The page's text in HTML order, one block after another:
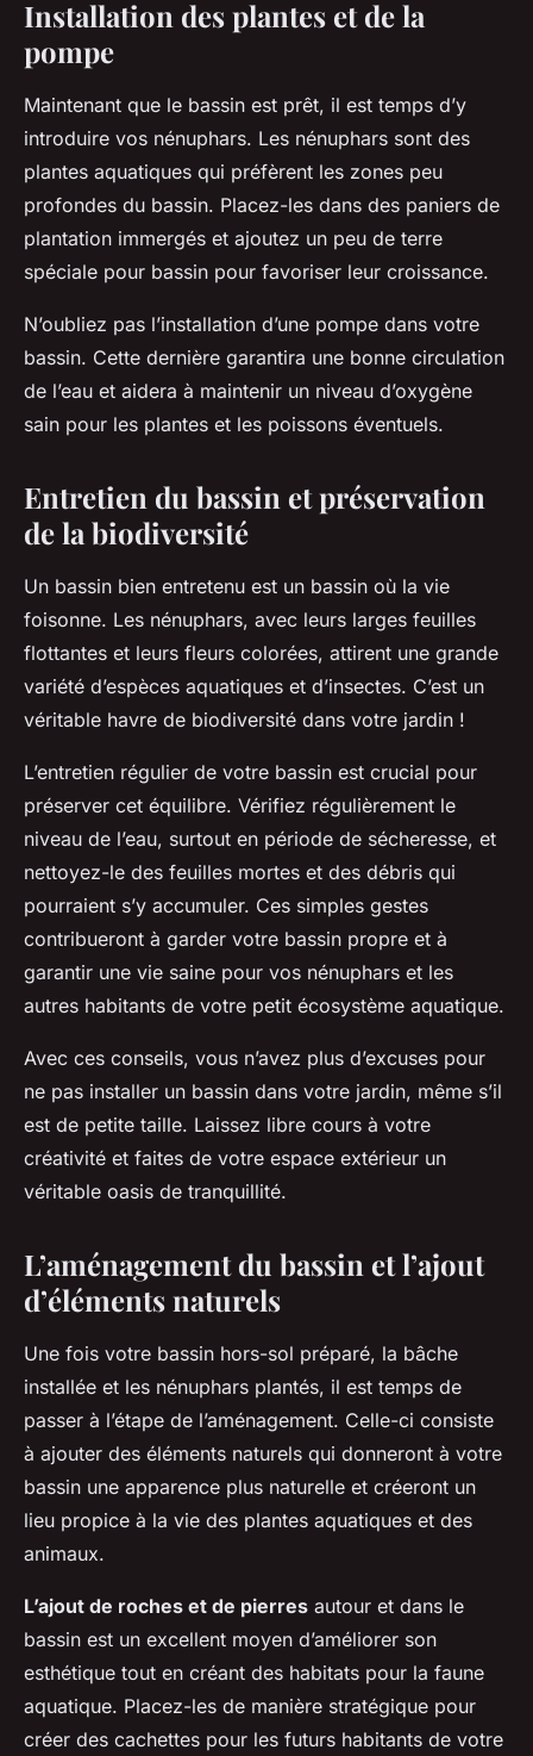
Installation des plantes et de la
pompe
Maintenant que le bassin est prêt, il est temps d’y
introduire vos nénuphars. Les nénuphars sont des
plantes aquatiques qui préfèrent les zones peu
profondes du bassin. Placez-les dans des paniers de
plantation immergés et ajoutez un peu de terre
spéciale pour bassin pour favoriser leur croissance.
N’oubliez pas l’installation d’une pompe dans votre
bassin. Cette dernière garantira une bonne circulation
de l’eau et aidera à maintenir un niveau d’oxygène
sain pour les plantes et les poissons éventuels.
Entretien du bassin et préservation
de la biodiversité
Un bassin bien entretenu est un bassin où la vie
foisonne. Les nénuphars, avec leurs larges feuilles
flottantes et leurs fleurs colorées, attirent une grande
variété d’espèces aquatiques et d’insectes. C’est un
véritable havre de biodiversité dans votre jardin !
L’entretien régulier de votre bassin est crucial pour
préserver cet équilibre. Vérifiez régulièrement le
niveau de l’eau, surtout en période de sécheresse, et
nettoyez-le des feuilles mortes et des débris qui
pourraient s’y accumuler. Ces simples gestes
contribueront à garder votre bassin propre et à
garantir une vie saine pour vos nénuphars et les
autres habitants de votre petit écosystème aquatique.
Avec ces conseils, vous n’avez plus d’excuses pour
ne pas installer un bassin dans votre jardin, même s’il
est de petite taille. Laissez libre cours à votre
créativité et faites de votre espace extérieur un
véritable oasis de tranquillité.
L’aménagement du bassin et l’ajout
d’éléments naturels
Une fois votre bassin hors-sol préparé, la bâche
installée et les nénuphars plantés, il est temps de
passer à l’étape de l’aménagement. Celle-ci consiste
à ajouter des éléments naturels qui donneront à votre
bassin une apparence plus naturelle et créeront un
lieu propice à la vie des plantes aquatiques et des
animaux.
L’ajout de roches et de pierres autour et dans le
bassin est un excellent moyen d’améliorer son
esthétique tout en créant des habitats pour la faune
aquatique. Placez-les de manière stratégique pour
créer des cachettes pour les futurs habitants de votre